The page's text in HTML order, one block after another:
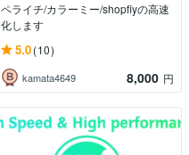
ペライチ/カラーミー/shopfiyの高速
化します
5.0(10)
kamata4649 8,000 円